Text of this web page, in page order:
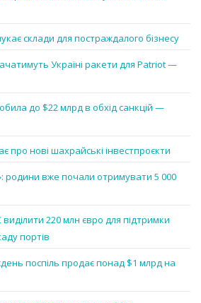
склади для постраждалого бізнесу
Україні ракети для Patriot —
до $22 млрд в обхід санкцій —
нові шахрайські інвестпроєкти
родини вже почали отримувати 5 000
220 млн євро для підтримки
портів
поспіль продає понад $1 млрд на